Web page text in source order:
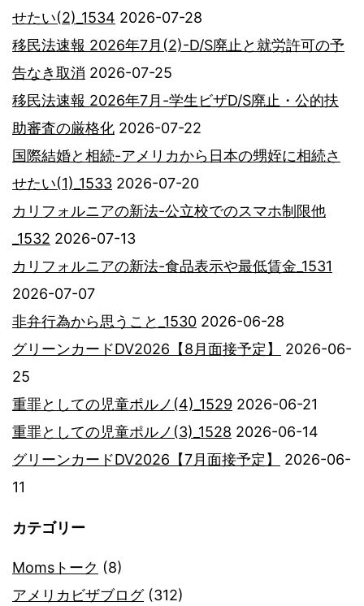
せたい(2)_1534 2026-07-28
移民法速報 2026年7月(2)-D/S廃止と就労許可の予
告なき取消 2026-07-25
移民法速報 2026年7月-学生ビザD/S廃止・公的扶
助審査の厳格化 2026-07-22
国際結婚と相続-アメリカから日本の甥姪に相続さ
せたい(1)_1533 2026-07-20
カリフォルニアの新法-公立校でのスマホ制限他
_1532 2026-07-13
カリフォルニアの新法-食品表示や最低賃金_1531
2026-07-07
非弁行為から思うこと_1530 2026-06-28
グリーンカードDV2026【8月面接予定】
2026-06-
25
重罪としての児童ポルノ(4)_1529 2026-06-21
重罪としての児童ポルノ(3)_1528 2026-06-14
グリーンカードDV2026【7月面接予定】
2026-06-
11
カテゴリー
Momsトーク (8)
アメリカビザブログ(312)